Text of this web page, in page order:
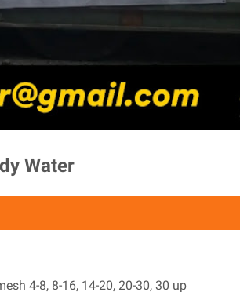
Water
4-8, 8-16, 14-20, 20-30, 30 up